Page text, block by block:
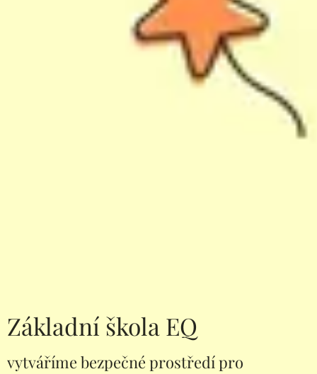
Základní škola EQ
vytváříme bezpečné prostředí pro